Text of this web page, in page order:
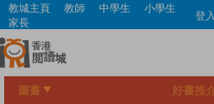
Skip
main
content
教城主頁 教師 中學生
小學生
家長
登
圖書 好書推